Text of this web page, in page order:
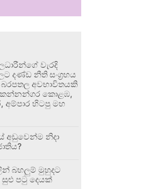
වැරදි
දණ්ඩ නීති සංග්‍රහය
අවභාවිතයකි
කන්නන්ගර කොළඹ,
අම්පාර හිටපු මහ
අඩුවෙන්ම නිදා
බහලුම් මුහුදට
පටු දෙයක්